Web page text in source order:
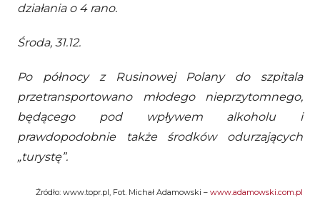
działania o 4 rano.
Środa, 31.12.
Po północy z Rusinowej Polany do szpitala
przetransportowano młodego nieprzytomnego,
będącego pod wpływem alkoholu i
prawdopodobnie także środków odurzających
„turystę”.
Źródło: www.topr.pl, Fot. Michał Adamowski – www.adamowski.com.pl